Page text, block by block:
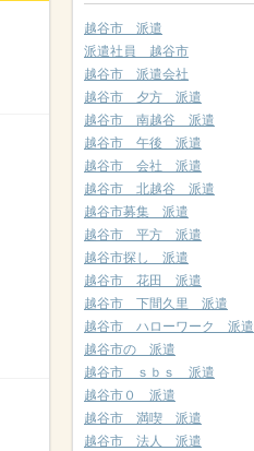
越谷市 派遣
派遣社員 越谷市
越谷市 派遣会社
越谷市 夕方 派遣
越谷市 南越谷 派遣
越谷市 午後 派遣
越谷市 会社 派遣
越谷市 北越谷 派遣
越谷市募集 派遣
越谷市 平方 派遣
越谷市探し 派遣
越谷市 花田 派遣
越谷市 下間久里 派遣
越谷市 ハローワーク 派遣
越谷市の 派遣
越谷市 ｓｂｓ 派遣
越谷市０ 派遣
越谷市 満喫 派遣
越谷市 法人 派遣